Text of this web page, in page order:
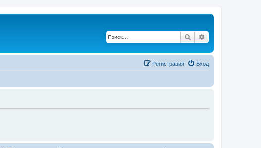
Поиск
Вход
Регистрация